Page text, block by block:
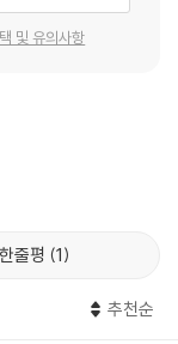
생각만 주장하는 친
습해 본다면, 일상
수 있을 것입니다.
주변의 소중한 어른
요합니다. 친구 사이
로 담았습니다. 김정은
및 유의사항
한줄평 1
추천순